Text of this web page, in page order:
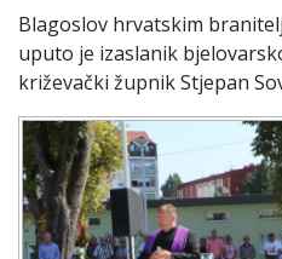
Blagoslov hrvatskim
uputo je izaslanik
križevački župnik Stjepan